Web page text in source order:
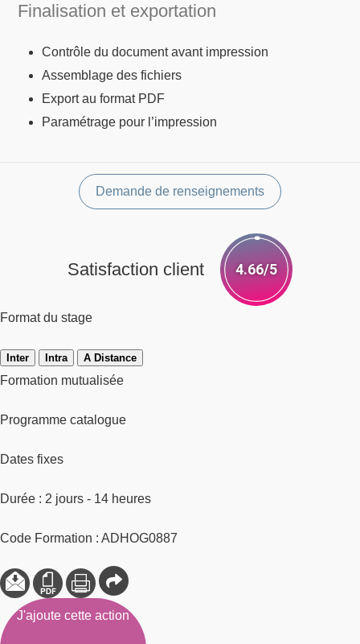
Finalisation et exportation
Contrôle du document avant impression
Assemblage des fichiers
Export au format PDF
Paramétrage pour l’impression
Demande de renseignements
Satisfaction client 4.66/5
Format du stage
Inter Intra A Distance
Formation mutualisée
Programme catalogue
Dates fixes
Durée : 2 jours - 14 heures
Code Formation : ADHOG0887
J'ajoute cette action